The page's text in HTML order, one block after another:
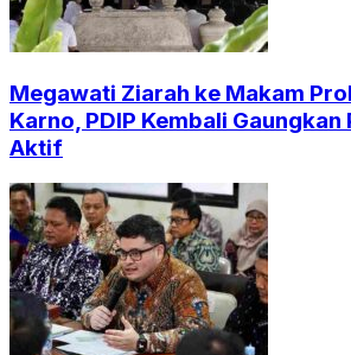
Megawati Ziarah ke Makam
Karno, PDIP Kembali
Aktif